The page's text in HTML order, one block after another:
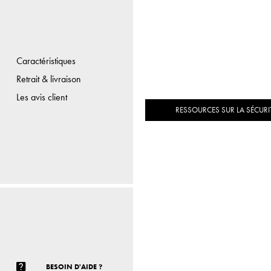
Caractéristiques
Retrait & livraison
Les avis client
BESOIN D'AIDE ?
RESSOURCES SUR LA